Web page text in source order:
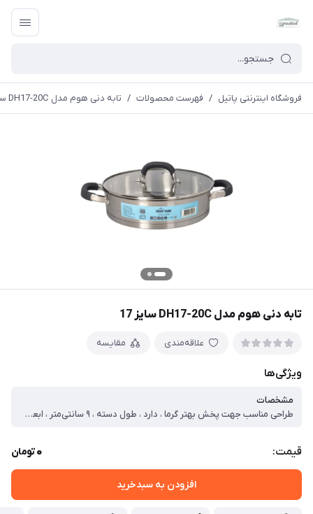
فروشگاه اینترنتی پاتیل / فهرست محصولات / تابه دنی هوم مدل DH17-20C سایز 17
تابه دنی هوم مدل DH17-20C سایز 17
علاقه‌مندی مقایسه
ویژگی‌ها
مشخصات
طراحی مناسب جهت پخش بهتر گرما ، دارد ، طول دسته ، ۹ سانتی‌متر ، ابعاد ، ۳۱x۲۲x۷ سانتی‌متر ، وزن ، ۱۱۹۱ گرم ، سایز ، ۱۷ ، گنجایش ، ۱.۶ لیتر ، ویژگی‌های خاص ، در با سوپاپ تخلیه بخار ، جنس بدنه ، استیل ، جنس روکش داخلی ، استیل ، جنس دسته ، استیل ، سیلیکون ، جنس در ، شیشه ، استیل ، تعداد دسته ، دو عدد ، سازگار با ، فر ، مایکروویو ، یخچال ، اجاق گاز ، آتش ، وارمر ، سایر توضیحات ، لازم به ذکر است چون پک کارتون مادر ۱۸ عددی است این قابلمه بدون جعبه با شیرینگ و نایلون محافظ تقدیم میشود ، قابل شست‌و‌شو ، با دست ، با ماشین ظرف‌شویی
قیمت: 0تومان
افزودن به سبدخرید